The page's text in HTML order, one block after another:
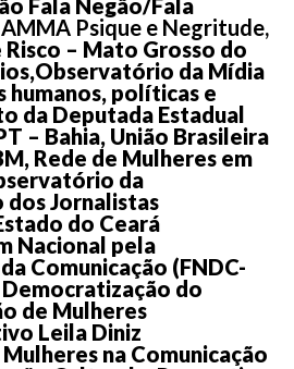
Psique e Negritude,
– Mato Grosso do
da Mídia
humanos, políticas e
da Deputada Estadual
– Bahia, União Brasileira
Rede de Mulheres em
da
dos Jornalistas
do Ceará
Nacional pela
Comunicação (FNDC-
do
de Mulheres
Leila Diniz
na Comunicação